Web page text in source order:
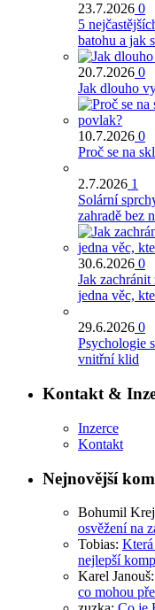
23.7.2026 0
5
batohu a jak
20.7.2026 0
Jak dlouho
10.7.2026 0
Proč se na
2.7.2026 1
Solární
zahradě bez
30.6.2026 0
Jak
jedna věc,
29.6.2026 0
Psychologie
vnitřní klid
Kontakt &
Inzerce
Kontakt
Nejnovější
Bohumil
osvěžení na
Tobias:
nejlepší
Karel Janouš:
co mohou